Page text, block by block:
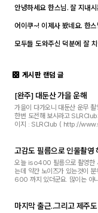
이제 제가 그 나이가 되버렸
안녕하세요 한스님. 잘 지내
어이쿠~! 이제사 봤네요. 한
모두들 도와주신 덕분에 잘
게시판 랜덤 글
[완주] 대둔산 가을 운해
가을이 다가오니 대둔산 운무
한번 도전해 보시라고 SLRClub
이지 : SLRClub ( http://
고감도 필름으로 인물촬영
오늘 iso400 필름으로 촬영한
는데 약간 노이즈가 있는것이
600 까지 있더군요. 많이는 아
마지막 출근..그리고 제주도